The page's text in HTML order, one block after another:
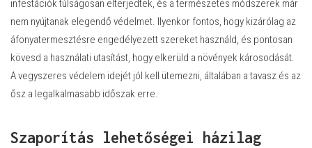
infestációk túlságosan elterjedtek, és a természetes módszerek már
nem nyújtanak elegendő védelmet. Ilyenkor fontos, hogy kizárólag az
áfonyatermesztésre engedélyezett szereket használd, és pontosan
kövesd a használati utasítást, hogy elkerüld a növények károsodását.
A vegyszeres védelem idejét jól kell ütemezni, általában a tavasz és az
ősz a legalkalmasabb időszak erre.
Szaporítás lehetőségei házilag